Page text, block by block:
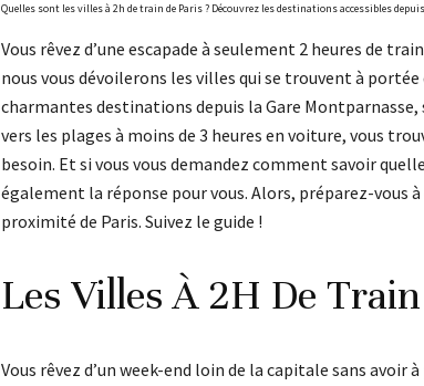
Quelles sont les villes à 2h de train de Paris ? Découvrez les destinations accessibles
Vous rêvez d’une escapade à seulement 2 heures de
nous vous dévoilerons les villes qui se trouvent à portée
charmantes destinations depuis la Gare Montparnasse,
vers les plages à moins de 3 heures en voiture, vous
besoin. Et si vous vous demandez comment savoir
également la réponse pour vous. Alors, préparez-vous
proximité de Paris. Suivez le guide !
Les Villes À 2H De
Vous rêvez d’un week-end loin de la capitale sans